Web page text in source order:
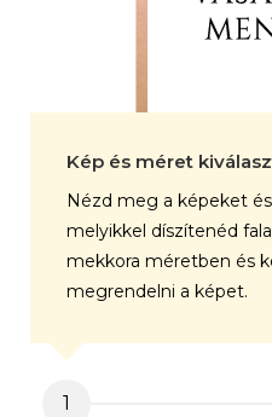
Kép és méret
Nézd meg a képeket
melyikkel díszítenéd
mekkora méretben és
megrendelni a képet.
1